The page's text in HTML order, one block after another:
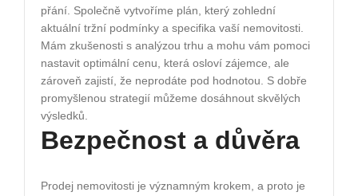
přání. Společně vytvoříme plán, který zohlední
aktuální tržní podmínky a specifika vaší nemovitosti.
Mám zkušenosti s analýzou trhu a mohu vám pomoci
nastavit optimální cenu, která osloví zájemce, ale
zároveň zajistí, že neprodáte pod hodnotou. S dobře
promyšlenou strategií můžeme dosáhnout skvělých
výsledků.
Bezpečnost a důvěra
Prodej nemovitosti je významným krokem, a proto je